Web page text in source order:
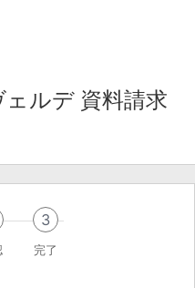
ルデ 資料請求
3
完了